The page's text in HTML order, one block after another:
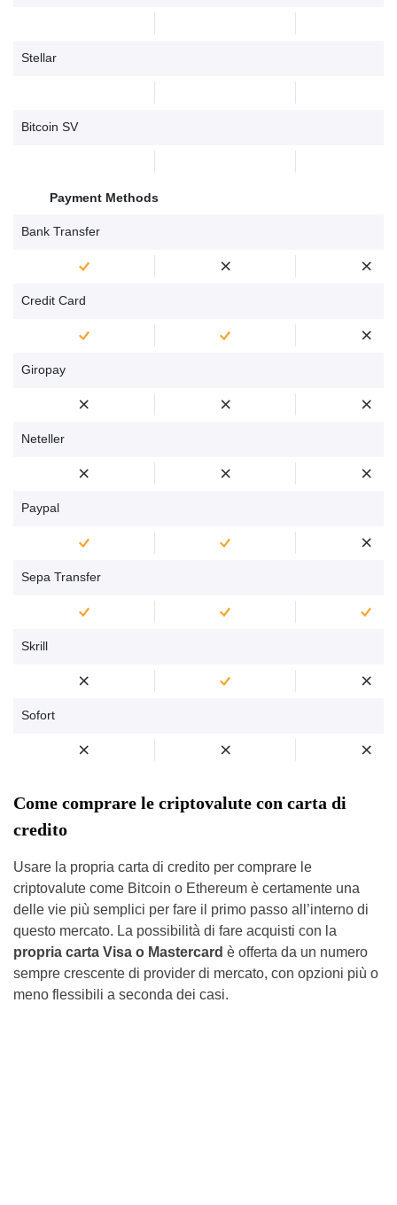
Stellar
Bitcoin SV
Payment Methods
Bank Transfer
Credit Card
Giropay
Neteller
Paypal
Sepa Transfer
Skrill
Sofort
Come comprare le criptovalute con carta di
credito
Usare la propria carta di credito per comprare le
criptovalute come Bitcoin o Ethereum è certamente una
delle vie più semplici per fare il primo passo all’interno di
questo mercato. La possibilità di fare acquisti con la
propria carta Visa o Mastercard è offerta da un numero
sempre crescente di provider di mercato, con opzioni più o
meno flessibili a seconda dei casi.